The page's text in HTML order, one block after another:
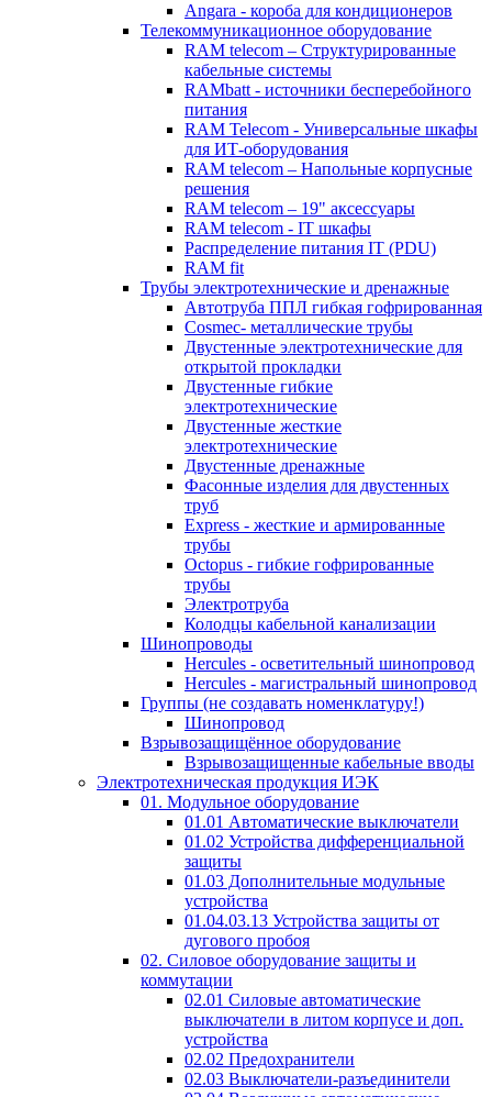
Angara - короба для кондиционеров
Телекоммуникационное оборудование
RAM telecom – Структурированные
кабельные системы
RAMbatt - источники бесперебойного
питания
RAM Telecom - Универсальные шкафы
для ИТ-оборудования
RAM telecom – Напольные корпусные
решения
RAM telecom – 19" аксессуары
RAM telecom - IT шкафы
Распределение питания IT (PDU)
RAM fit
Трубы электротехнические и дренажные
Автотруба ППЛ гибкая гофрированная
Cosmec- металлические трубы
Двустенные электротехнические для
открытой прокладки
Двустенные гибкие
электротехнические
Двустенные жесткие
электротехнические
Двустенные дренажные
Фасонные изделия для двустенных
труб
Express - жесткие и армированные
трубы
Octopus - гибкие гофрированные
трубы
Электротруба
Колодцы кабельной канализации
Шинопроводы
Hercules - осветительный шинопровод
Hercules - магистральный шинопровод
Группы (не создавать номенклатуру!)
Шинопровод
Взрывозащищённое оборудование
Взрывозащищенные кабельные вводы
Электротехническая продукция ИЭК
01. Модульное оборудование
01.01 Автоматические выключатели
01.02 Устройства дифференциальной
защиты
01.03 Дополнительные модульные
устройства
01.04.03.13 Устройства защиты от
дугового пробоя
02. Силовое оборудование защиты и
коммутации
02.01 Силовые автоматические
выключатели в литом корпусе и доп.
устройства
02.02 Предохранители
02.03 Выключатели-разъединители